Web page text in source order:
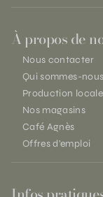
À propos de
Nous contacter
Qui sommes-
Production locale
Nos magasins
Café Agnès
Offres d'emploi